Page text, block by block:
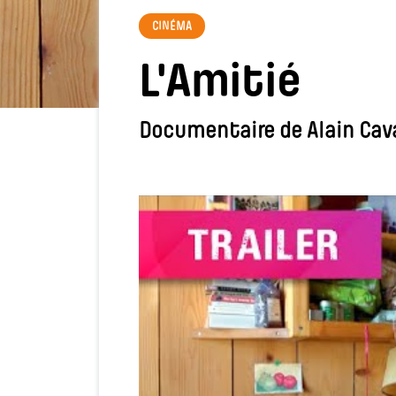
CINÉMA
L'Amitié
Documentaire de Alain